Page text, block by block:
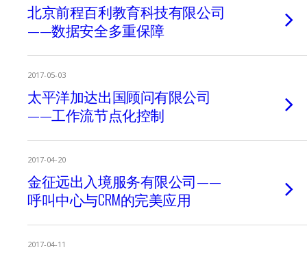
北京前程百利教育科技有限公司
——数据安全多重保障
2017-05-03
太平洋加达出国顾问有限公司
——工作流节点化控制
2017-04-20
金征远出入境服务有限公司——
呼叫中心与CRM的完美应用
2017-04-11